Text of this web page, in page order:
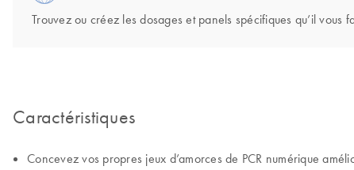
Trouvez ou créez les dosages et panels spécifiques qu’il vous
Caractéristiques
Concevez vos propres jeux d’amorces de PCR numérique